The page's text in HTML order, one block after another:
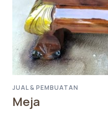
JUAL & PEMBUATAN
Meja